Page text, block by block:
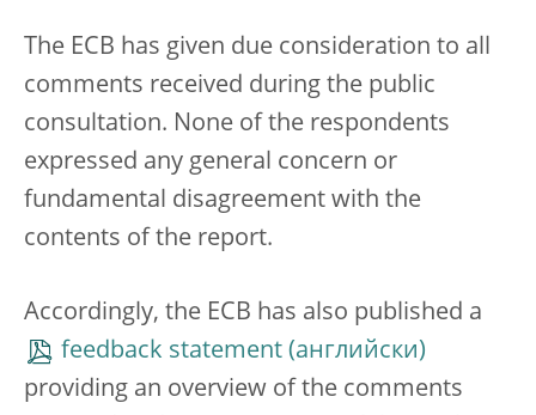
The ECB has given due consideration to all
comments received during the public
consultation. None of the respondents
expressed any general concern or
fundamental disagreement with the
contents of the report.
Accordingly, the ECB has also published a
feedback statement
providing an overview of the comments